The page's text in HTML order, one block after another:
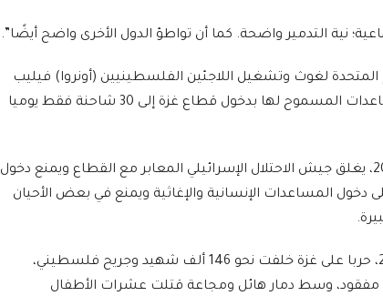
نية التدمير واضحة. كما أن تواطؤ الدول الأخرى واضح أيضًا”.
لغوث وتشغيل اللاجئين الفلسطينيين (أونروا) فيليب
لازاريني، إن إسرائيل قلّصت عدد شاحنات المساعدات المسموح لها بدخول قطاع غزة إلى 30 شاحنة فقط يوميا
ومنذ اندلاع الحرب في 7 أكتوبر/تشرين الأول 2023، يغلق جيش الاحتلال الإسرائيلي المعابر مع القطاع ويمنع دخول
المساعدات الإنسانية والإغاثية ويمنع في بعض الأحيان
وبدعم أميركي، تشن إسرائيل منذ 7 أكتوبر 2023، حربا على غزة خلفت نحو 146 ألف شهيد وجريح فلسطيني،
أطفال ونساء، وما يزيد على 10 آلاف مفقود، وسط دمار هائل ومجاعة قتلت عشرات الأطفال